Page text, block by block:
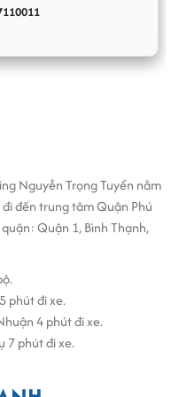
giá rẻ Quận Phú Nhuận
Tuyển- JD Building có
cấp 800m2 tổng diện tích
ngăn chia bằng cửa
sâu, vừa giúp ánh sáng
có cột giữa nhà giúp tối
Nguyễn Trọng Tuyển nằm
đến trung tâm Quận Phú
Quận 1, Bình Thạnh,
phút đi xe.
4 phút đi xe.
7 phút đi xe.